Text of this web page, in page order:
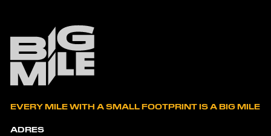
EVERY MILE WITH A SMALL FOOTPRINT IS A BIG MILE
ADRES